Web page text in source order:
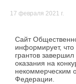
17 февраля 2021 г.
Сайт
информирует, что
грантов
оказания на
некоммерческим
Федерации.